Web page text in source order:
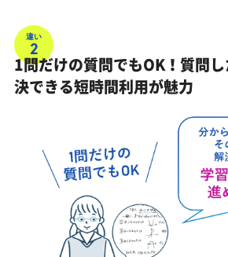
違い
2
1問だけの質問でもOK！質問
決できる短時間利用が魅力